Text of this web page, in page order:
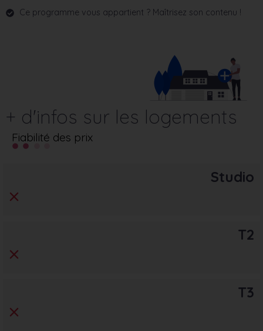
Ce programme vous appartient ? Maîtrisez son contenu !
+ d'infos sur les logements
Fiabilité des prix
Studio
T2
T3